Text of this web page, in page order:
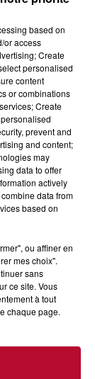
des
Que vous ayez
based on
or access
Create
personalised
content
or combinations
Create
prevent and
and content;
may
data to offer
actively
data from
based on
ou affiner en
mes choix".
sans
ce site. Vous
à tout
chaque page.